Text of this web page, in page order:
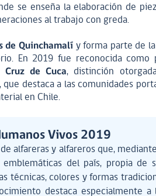
se enseña la elaboración de
al trabajo con greda.
de Quinchamalí y forma parte de
En 2019 fue reconocida como
de Cuca, distinción
que destaca a las comunidades
en Chile.
Vivos 2019
alfareras y alfareros que,
del país, propia de
técnicas, colores y formas
destaca especialmente a